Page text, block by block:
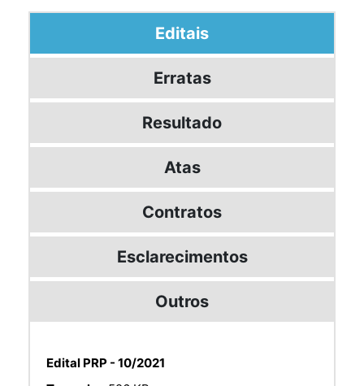
Editais
Erratas
Resultado
Atas
Contratos
Esclarecimentos
Outros
Edital PRP - 10/2021